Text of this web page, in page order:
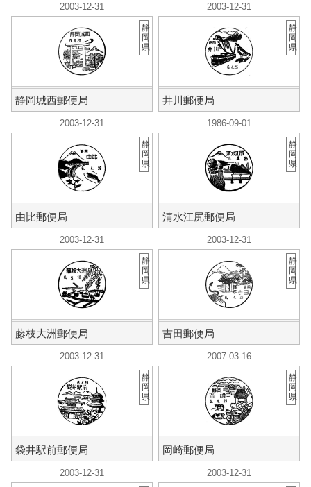
2003-12-31
静岡城西郵便局
静
岡
県
2003-12-31
井川郵便局
静
岡
県
2003-12-31
由比郵便局
静
岡
県
1986-09-01
清水江尻郵便局
静
岡
県
2003-12-31
藤枝大洲郵便局
静
岡
県
2003-12-31
吉田郵便局
静
岡
県
2003-12-31
袋井駅前郵便局
静
岡
県
2007-03-16
岡崎郵便局
静
岡
県
2003-12-31 2003-12-31